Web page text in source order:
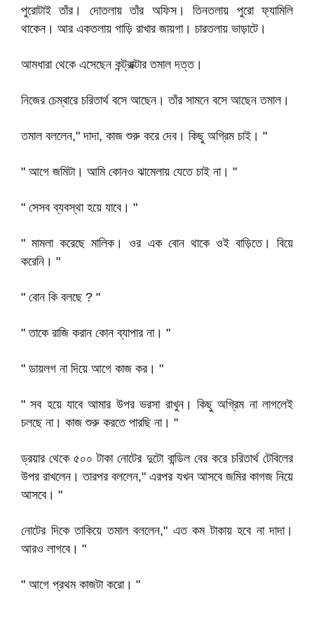
পুরোটাই তাঁর। দোতলায় তাঁর অফিস। তিনতলায় পুরো ফ্যামিলি
থাকেন। আর একতলায় গাড়ি রাখার জায়গা। চারতলায় ভাড়াটে।
আমধারা থেকে এসেছেন কন্ট্রাক্টার তমাল দত্ত।
নিজের চেম্বারে চরিতার্থ বসে আছেন। তাঁর সামনে বসে আছেন তমাল।
তমাল বললেন," দাদা, কাজ শুরু করে দেব। কিছু অগ্রিম চাই। "
" আগে জমিটা। আমি কোনও ঝামেলায় যেতে চাই না। "
" সেসব ব্যবস্থা হয়ে যাবে। "
" মামলা করেছে মালিক। ওর এক বোন থাকে ওই বাড়িতে। বিয়ে
করেনি। "
" বোন কি বলছে ? "
" তাকে রাজি করান কোন ব্যাপার না। "
" ডায়লগ না দিয়ে আগে কাজ কর। "
" সব হয়ে যাবে আমার উপর ভরসা রাখুন। কিছু অগ্রিম না লাগলেই
চলছে না। কাজ শুরু করতে পারছি না। "
ড্রয়ার থেকে ৫০০ টাকা নোটের দুটো বান্ডিল বের করে চরিতার্থ টেবিলের
উপর রাখলেন। তারপর বললেন," এরপর যখন আসবে জমির কাগজ নিয়ে
আসবে। "
নোটের দিকে তাকিয়ে তমাল বললেন," এত কম টাকায় হবে না দাদা।
আরও লাগবে। "
" আগে প্রথম কাজটা করো। "